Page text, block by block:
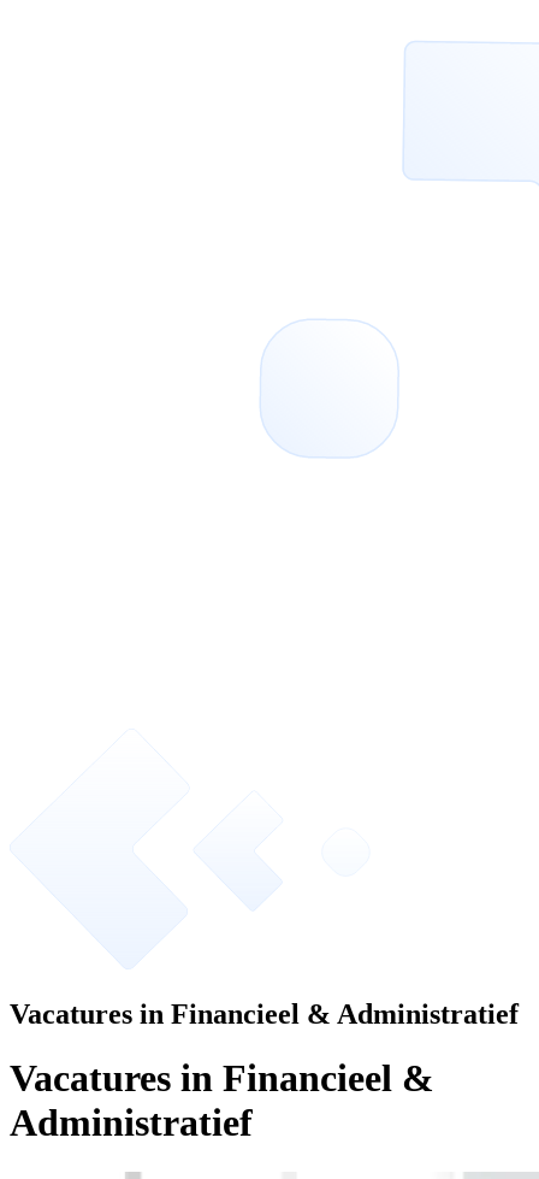
Vacatures in Financieel & Administratief
Vacatures in Financieel &
Administratief